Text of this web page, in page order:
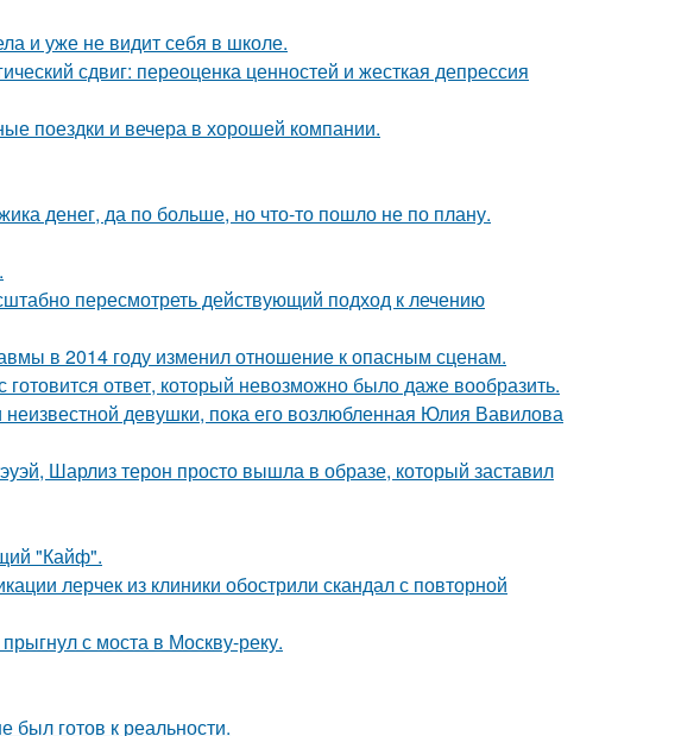
и уже не видит себя в школе.
сдвиг: переоценка ценностей и жесткая депрессия
поездки и вечера в хорошей компании.
денег, да по больше, но что-то пошло не по плану.
пересмотреть действующий подход к лечению
в 2014 году изменил отношение к опасным сценам.
ответ, который невозможно было даже вообразить.
девушки, пока его возлюбленная Юлия Вавилова
Шарлиз терон просто вышла в образе, который заставил
"Кайф".
лерчек из клиники обострили скандал с повторной
с моста в Москву-реку.
был готов к реальности.